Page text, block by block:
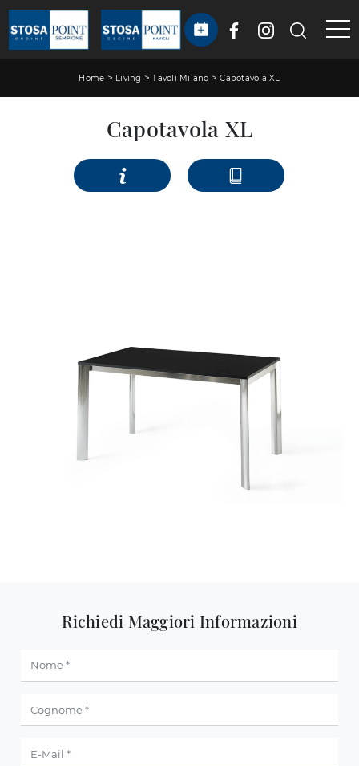
Home > Living >Tavoli Milano >Capotavola XL
Capotavola XL
Richiedi Maggiori Informazioni